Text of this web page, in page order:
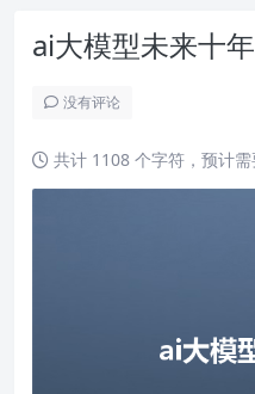
ai大模型未来十年
没有评论
共计 1108 个字符，预计需